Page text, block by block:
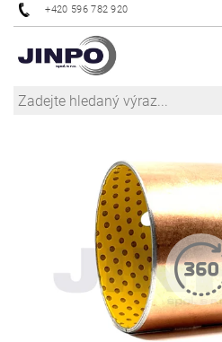
+420 596 782 920